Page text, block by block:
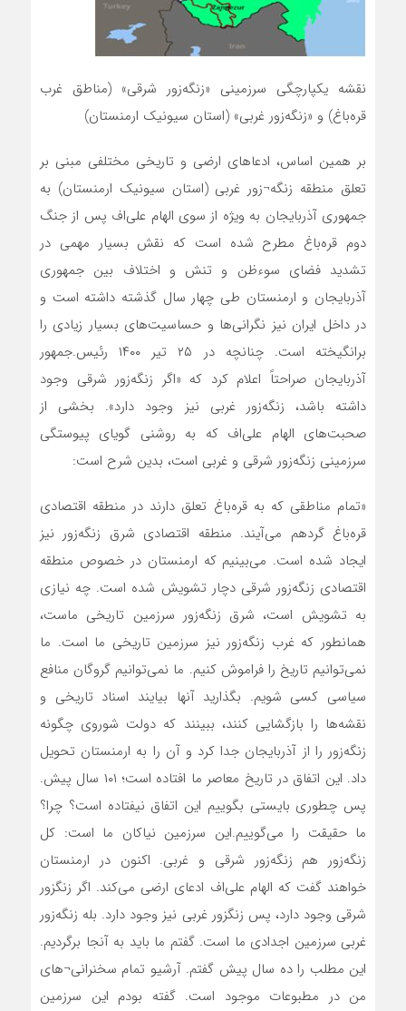
نقشه یکپارچگی سرزمینی «زنگه‌زور شرقی» (مناطق غرب
قره‌باغ) و «زنگه‌زور غربی» (استان سیونیک ارمنستان)
بر همین اساس، ادعاهای ارضی و تاریخی مختلفی مبنی بر
تعلق منطقه زنگه¬زور غربی (استان سیونیک ارمنستان) به
جمهوری آذربایجان به ویژه از سوی الهام علی‌اف پس از جنگ
دوم قره‌باغ مطرح شده است که نقش بسیار مهمی در
تشدید فضای سوءظن و تنش و اختلاف بین جمهوری
آذربایجان و ارمنستان طی چهار سال گذشته داشته است و
در داخل ایران نیز نگرانی‌ها و حساسیت‌های بسیار زیادی را
برانگیخته است. چنانچه در ۲۵ تیر ۱۴۰۰ رئیس.جمهور
آذربایجان صراحتاً اعلام کرد که «اگر زنگه‌زور شرقی وجود
داشته باشد، زنگه‌زور غربی نیز وجود دارد». بخشی از
صحبت‌های الهام علی‌اف که به روشنی گویای پیوستگی
سرزمینی زنگه‌زور شرقی و غربی است، بدین شرح است:
«تمام مناطقی که به قره‌باغ تعلق دارند در منطقه اقتصادی
‌قره‌باغ گردهم می‌آیند. منطقه اقتصادی شرق زنگه‌زور نیز
ایجاد شده است. می‌بینیم که ارمنستان در خصوص منطقه
اقتصادی زنگه‌زور شرقی دچار تشویش شده است. چه نیازی
به تشویش است، شرق زنگه‌زور سرزمین تاریخی ماست،
همانطور که غرب زنگه‌زور نیز سرزمین تاریخی ما است. ما‌
نمی‌توانیم تاریخ را فراموش کنیم. ما‌ نمی‌توانیم گروگان منافع
سیاسی کسی شویم. بگذارید آنها بیایند اسناد تاریخی و
نقشه‌ها را بازگشایی کنند، ببینند که دولت شوروی چگونه
زنگه‌زور را از آذربایجان جدا کرد و آن را به ارمنستان تحویل
داد. این اتفاق در تاریخ معاصر ما افتاده است؛ ۱۰۱ سال پیش.
پس چطوری بایستی بگوییم این اتفاق نیفتاده است؟ چرا؟
ما حقیقت را می‌گوییم.این سرزمین نیاکان ما است: کل
زنگه‌زور هم زنگه‌زور شرقی و غربی. اکنون در ارمنستان
خواهند گفت که الهام علی‌اف ادعای ارضی می‌کند. اگر زنگزور
شرقی وجود دارد، پس زنگزور غربی نیز وجود دارد. بله زنگه‌زور
غربی سرزمین اجدادی ما است. گفتم ما باید به آنجا برگردیم.
این مطلب را ده سال پیش گفتم. آرشیو تمام سخنرانی¬های
من در مطبوعات موجود است. گفته بودم این سرزمین